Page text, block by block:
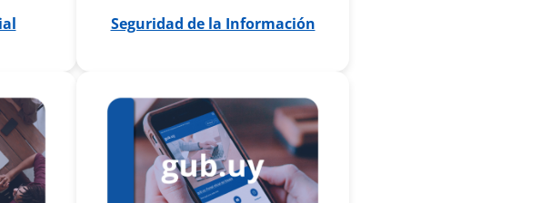
Seguridad de la Información